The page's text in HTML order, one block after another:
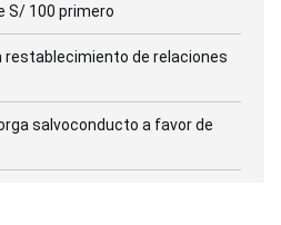
S/ 100 primero
restablecimiento de relaciones
salvoconducto a favor de